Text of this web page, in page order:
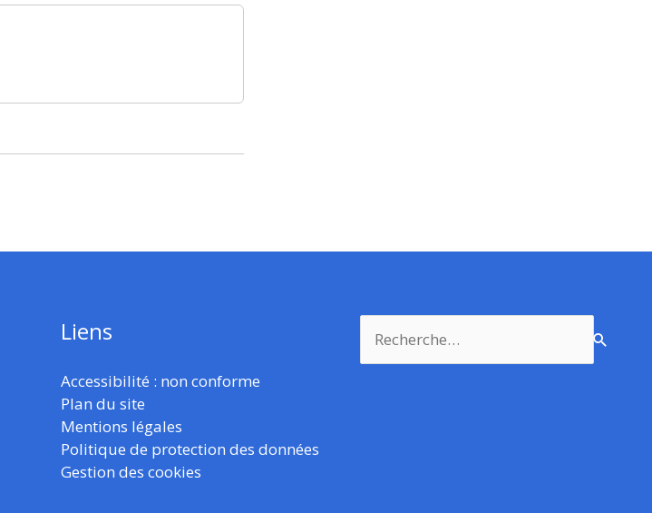
Liens
Accessibilité : non conforme
Plan du site
Mentions légales
Politique de protection des données
Gestion des cookies